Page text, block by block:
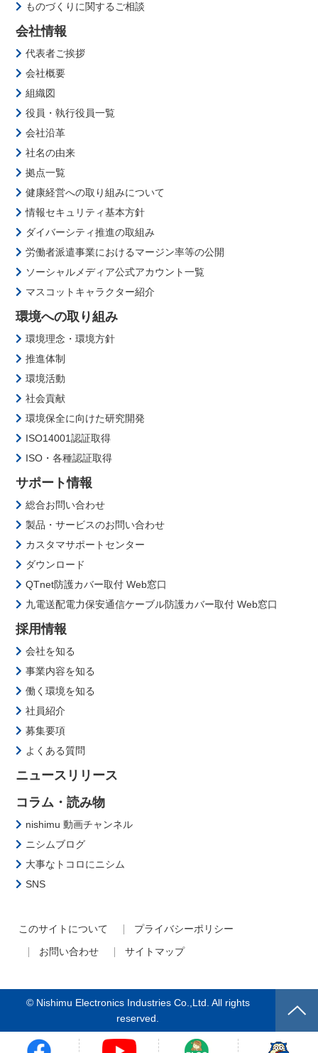
ものづくりに関するご相談
会社情報
代表者ご挨拶
会社概要
組織図
役員・執行役員一覧
会社沿革
社名の由来
拠点一覧
健康経営への取り組みについて
情報セキュリティ基本方針
ダイバーシティ推進の取組み
労働者派遣事業におけるマージン率等の公開
ソーシャルメディア公式アカウント一覧
マスコットキャラクター紹介
環境への取り組み
環境理念・環境方針
推進体制
環境活動
社会貢献
環境保全に向けた研究開発
ISO14001認証取得
ISO・各種認証取得
サポート情報
総合お問い合わせ
製品・サービスのお問い合わせ
カスタマサポートセンター
ダウンロード
QTnet防護カバー取付 Web窓口
九電送配電力保安通信ケーブル防護カバー取付 Web窓口
採用情報
会社を知る
事業内容を知る
働く環境を知る
社員紹介
募集要項
よくある質問
ニュースリリース
コラム・読み物
nishimu 動画チャンネル
ニシムブログ
大事なトコロにニシム
SNS
このサイトについて
プライバシーポリシー
お問い合わせ
サイトマップ
© Nishimu Electronics Industries Co.,Ltd. All rights
reserved.